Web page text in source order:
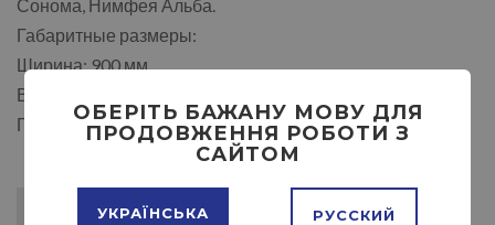
Сонома, Нимфея Альба.
Габаритные размеры:
Ширина: 900 мм.
Высота: 1950 мм.
Глубина: 464 мм.
ОБЕРІТЬ БАЖАНУ МОВУ ДЛЯ
ПРОДОВЖЕННЯ РОБОТИ З
САЙТОМ
УКРАЇНСЬКА РУССКИЙ